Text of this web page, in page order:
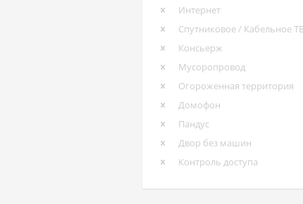
Интернет
Спутниковое / Кабельное
Консьерж
Мусоропровод
Огороженная территория
Домофон
Пандус
Двор без машин
Контроль доступа